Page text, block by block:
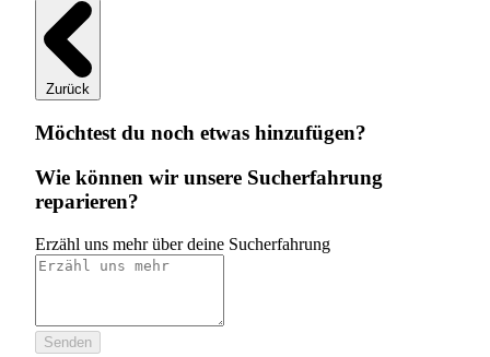
Zurück
Möchtest du noch etwas hinzufügen?
Wie können wir unsere Sucherfahrung
reparieren?
Erzähl uns mehr über deine Sucherfahrung
Senden